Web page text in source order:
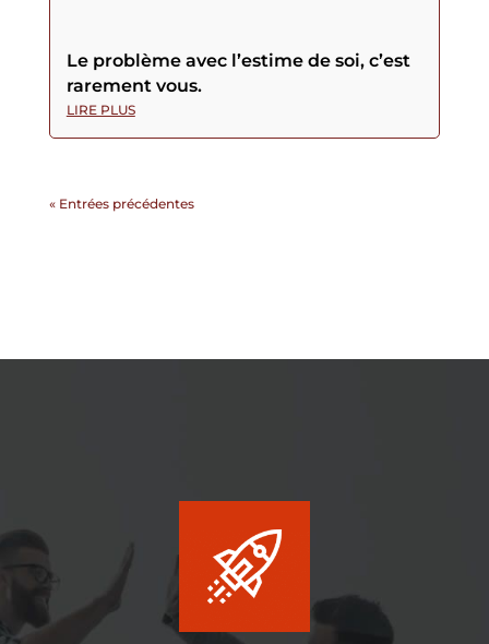
Le problème avec l’estime de soi, c’est
rarement vous.
LIRE PLUS
« Entrées précédentes